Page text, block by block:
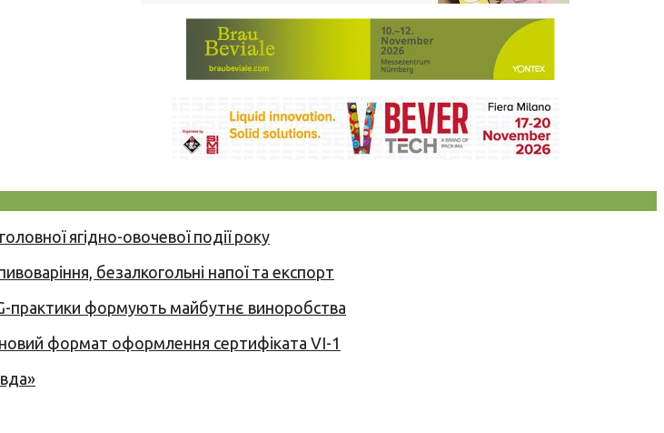
ягідно-овочевої події року
безалкогольні напої та експорт
практики формують майбутнє виноробства
формат оформлення сертифіката VI-1